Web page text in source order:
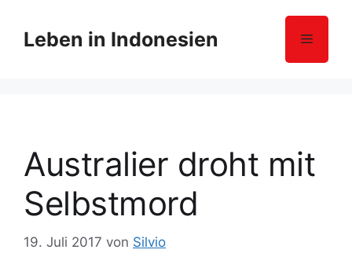
Leben in Indonesien Menü
Australier droht mit
Selbstmord
19. Juli 2017 von Silvio